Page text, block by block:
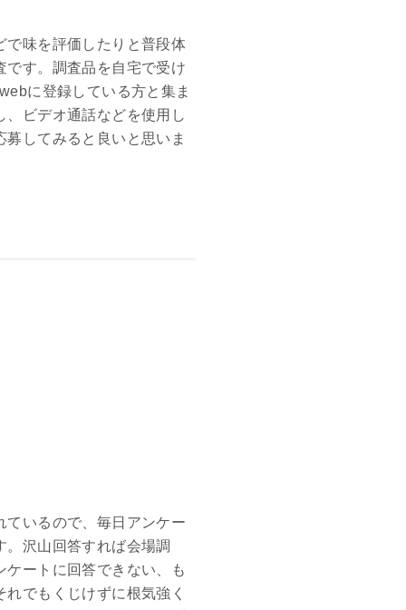
で味を評価したりと普段体
です。調査品を自宅で受け
に登録している方と集ま
ビデオ通話などを使用し
してみると良いと思いま
ているので、毎日アンケー
沢山回答すれば会場調
ートに回答できない、も
でもくじけずに根気強く